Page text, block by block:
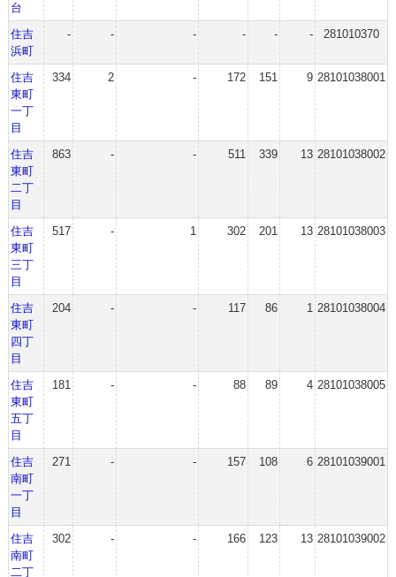
台
住吉
浜町
- - - - - - 281010370
住吉
東町
一丁
目
334 2 - 172 151 9 28101038001
住吉
東町
二丁
目
863 - - 511 339 13 28101038002
住吉
東町
三丁
目
517 - 1 302 201 13 28101038003
住吉
東町
四丁
目
204 - - 117 86 1 28101038004
住吉
東町
五丁
目
181 - - 88 89 4 28101038005
住吉
南町
一丁
目
271 - - 157 108 6 28101039001
住吉
南町
二丁
302 - - 166 123 13 28101039002